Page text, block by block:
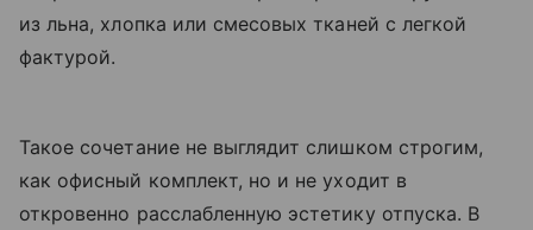
из льна, хлопка или смесовых тканей с легкой
фактурой.
Такое сочетание не выглядит слишком строгим,
как офисный комплект, но и не уходит в
откровенно расслабленную эстетику отпуска. В